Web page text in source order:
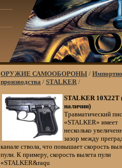
ОРУЖИЕ САМООБОРОНЫ /
производства / STALKER/
STALKER 10Х22T
наличии)
Травматический
«STALKER» имеет
несколько
зазор между
канале ствола, что повышает скорость
пули. К примеру, скорость вылета пули
«STALKER&raqu